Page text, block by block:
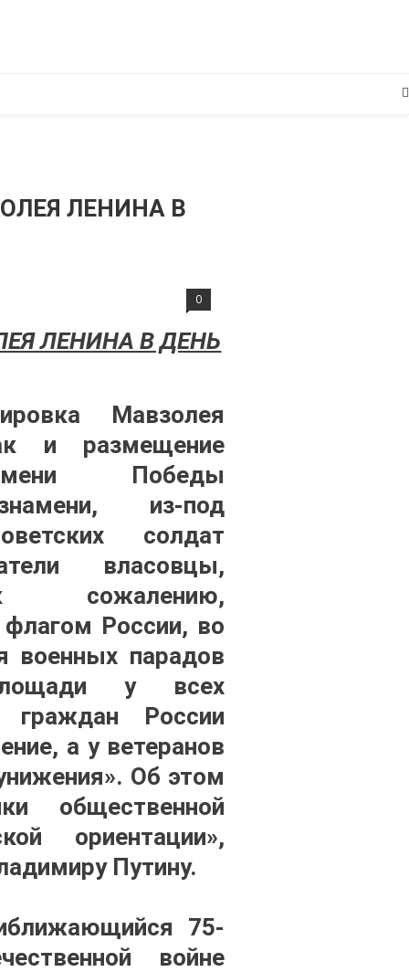
ЛЕНИНА В
0
ЛЕНИНА В ДЕНЬ
Мавзолея
и размещение
Победы
из-под
солдат
власовцы,
сожалению,
России, во
военных парадов
у всех
граждан России
а у ветеранов
Об этом
общественной
ориентации»,
Путину.
75-
войне